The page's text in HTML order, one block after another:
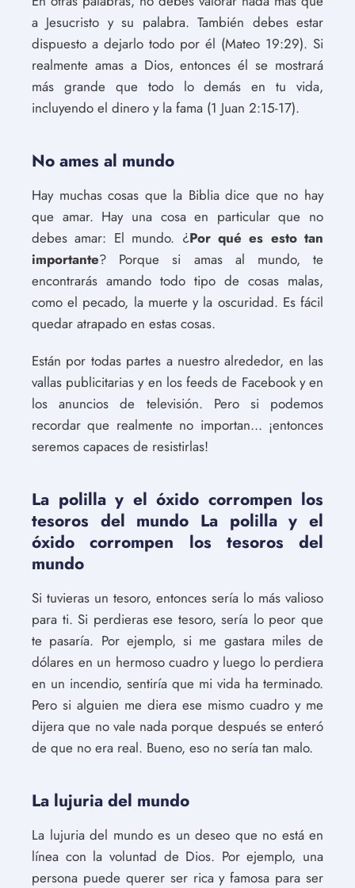
a Jesucristo y su palabra. También debes estar
dispuesto a dejarlo todo por él (Mateo 19:29). Si
realmente amas a Dios, entonces él se mostrará
más grande que todo lo demás en tu vida,
incluyendo el dinero y la fama (1 Juan 2:15-17).
No ames al mundo
Hay muchas cosas que la Biblia dice que no hay
que amar. Hay una cosa en particular que no
debes amar: El mundo. ¿Por qué es esto tan
importante? Porque si amas al mundo, te
encontrarás amando todo tipo de cosas malas,
como el pecado, la muerte y la oscuridad. Es fácil
quedar atrapado en estas cosas.
Están por todas partes a nuestro alrededor, en las
vallas publicitarias y en los feeds de Facebook y en
los anuncios de televisión. Pero si podemos
recordar que realmente no importan... ¡entonces
seremos capaces de resistirlas!
La polilla y el óxido corrompen los
tesoros del mundo La polilla y el
óxido corrompen los tesoros del
mundo
Si tuvieras un tesoro, entonces sería lo más valioso
para ti. Si perdieras ese tesoro, sería lo peor que
te pasaría. Por ejemplo, si me gastara miles de
dólares en un hermoso cuadro y luego lo perdiera
en un incendio, sentiría que mi vida ha terminado.
Pero si alguien me diera ese mismo cuadro y me
dijera que no vale nada porque después se enteró
de que no era real. Bueno, eso no sería tan malo.
La lujuria del mundo
La lujuria del mundo es un deseo que no está en
línea con la voluntad de Dios. Por ejemplo, una
persona puede querer ser rica y famosa para ser